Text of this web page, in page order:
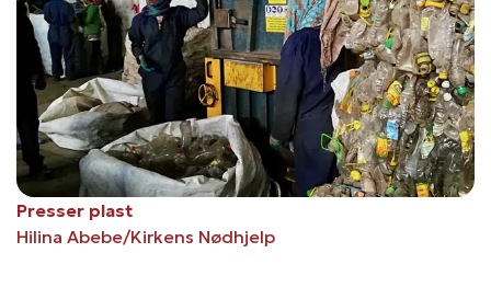
Presser plast
Hilina Abebe/Kirkens Nødhjelp